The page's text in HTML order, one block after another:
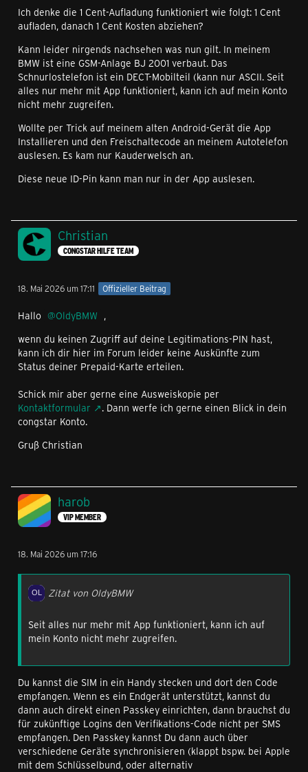
Ich denke die 1 Cent-Aufladung funktioniert wie folgt: 1 Cent
aufladen, danach 1 Cent Kosten abziehen?
Kann leider nirgends nachsehen was nun gilt. In meinem
BMW ist eine GSM-Anlage BJ 2001 verbaut. Das
Schnurlostelefon ist ein DECT-Mobilteil (kann nur ASCII. Seit
alles nur mehr mit App funktioniert, kann ich auf mein Konto
nicht mehr zugreifen.
Wollte per Trick auf meinem alten Android-Gerät die App
Installieren und den Freischaltecode an meinem Autotelefon
auslesen. Es kam nur Kauderwelsch an.
Diese neue ID-Pin kann man nur in der App auslesen.
Christian
CONGSTAR HILFE TEAM
18. Mai 2026 um 17:11 Offizieller Beitrag
Hallo OldyBMW ,
wenn du keinen Zugriff auf deine Legitimations-PIN hast,
kann ich dir hier im Forum leider keine Auskünfte zum
Status deiner Prepaid-Karte erteilen.
Schick mir aber gerne eine Ausweiskopie per
Kontaktformular
. Dann werfe ich gerne einen Blick in dein
congstar Konto.
Gruß Christian
harob
VIP MEMBER
18. Mai 2026 um 17:16
Zitat von OldyBMW
Seit alles nur mehr mit App funktioniert, kann ich auf
mein Konto nicht mehr zugreifen.
Du kannst die SIM in ein Handy stecken und dort den Code
empfangen. Wenn es ein Endgerät unterstützt, kannst du
dann auch direkt einen Passkey einrichten, dann brauchst du
für zukünftige Logins den Verifikations-Code nicht per SMS
empfangen. Den Passkey kannst Du dann auch über
verschiedene Geräte synchronisieren (klappt bspw. bei Apple
mit dem Schlüsselbund, oder alternativ